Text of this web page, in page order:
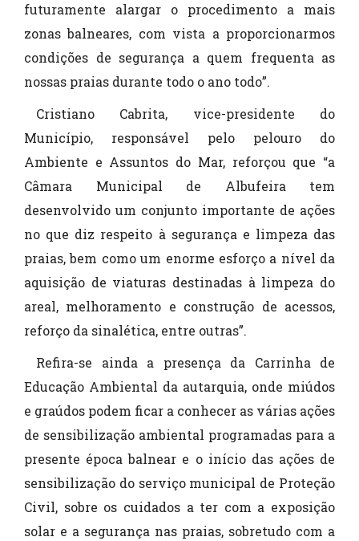
futuramente alargar o procedimento a mais
zonas balneares, com vista a proporcionarmos
condições de segurança a quem frequenta as
nossas praias durante todo o ano todo”.
Cristiano Cabrita, vice-presidente do
Município, responsável pelo pelouro do
Ambiente e Assuntos do Mar, reforçou que “a
Câmara Municipal de Albufeira tem
desenvolvido um conjunto importante de ações
no que diz respeito à segurança e limpeza das
praias, bem como um enorme esforço a nível da
aquisição de viaturas destinadas à limpeza do
areal, melhoramento e construção de acessos,
reforço da sinalética, entre outras”.
Refira-se ainda a presença da Carrinha de
Educação Ambiental da autarquia, onde miúdos
e graúdos podem ficar a conhecer as várias ações
de sensibilização ambiental programadas para a
presente época balnear e o início das ações de
sensibilização do serviço municipal de Proteção
Civil, sobre os cuidados a ter com a exposição
solar e a segurança nas praias, sobretudo com a